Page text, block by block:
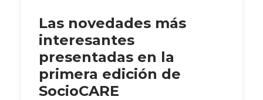
Las novedades más
interesantes
presentadas en la
primera edición de
SocioCARE